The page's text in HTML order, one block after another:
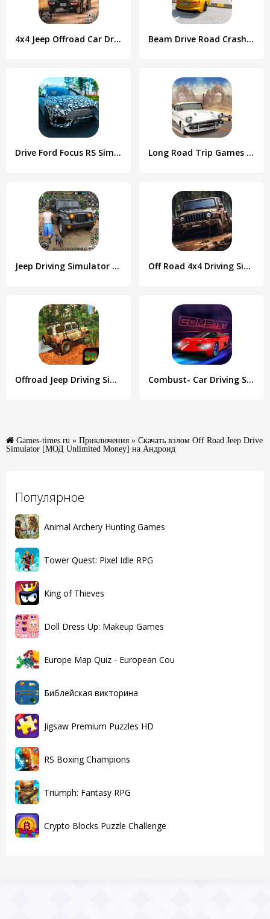
Популярное
Animal Archery Hunting Games
Tower Quest: Pixel Idle RPG
King of Thieves
Doll Dress Up: Makeup Games
Europe Map Quiz - European Cou
Библейская викторина
Jigsaw Premium Puzzles HD
RS Boxing Champions
Triumph: Fantasy RPG
Crypto Blocks Puzzle Challenge
4x4 Jeep Offroad Car Driving Beam Drive Road Crash 3D Games
Drive Ford Focus RS Simulator Long Road Trip Games Car Drive
Jeep Driving Simulator offRoad Off Road 4x4 Driving Simulator
Offroad Jeep Driving Simulator Combust- Car Driving Simulator
Games-times.ru » Приключения » Скачать взлом Off Road Jeep Drive
Simulator [МОД Unlimited Money] на Андроид